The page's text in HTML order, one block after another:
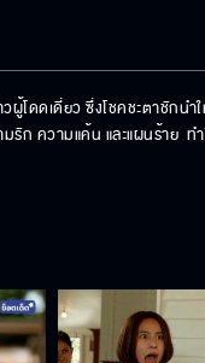
ดดเดี่ยว ซึ่งโชคชะตาชักนำ
ความแค้น และแผนร้าย  ทำ